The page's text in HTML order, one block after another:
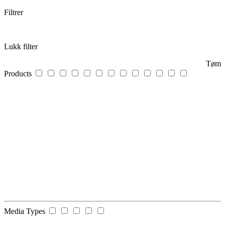
Filtrer
Lukk filter
Tøm
Products
Media Types